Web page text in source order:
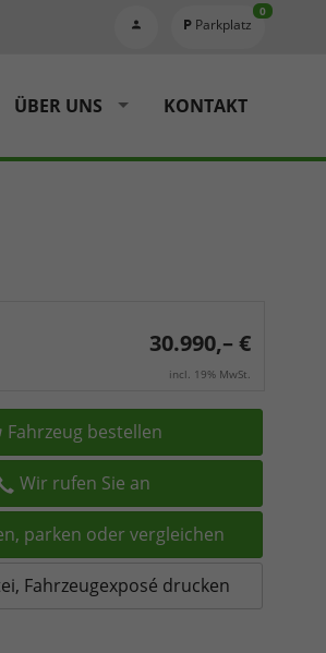
Parkplatz
0
ÜBER UNS KONTAKT
30.990,– €
incl. 19% MwSt.
Fahrzeug bestellen
Wir rufen Sie an
parken oder vergleichen
Fahrzeugexposé drucken